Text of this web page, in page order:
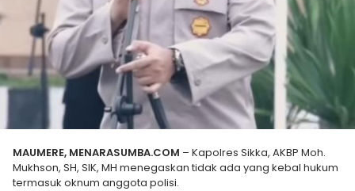
MAUMERE, MENARASUMBA.COM – Kapolres Sikka, AKBP Moh.
Mukhson, SH, SIK, MH menegaskan tidak ada yang kebal hukum
termasuk oknum anggota polisi.